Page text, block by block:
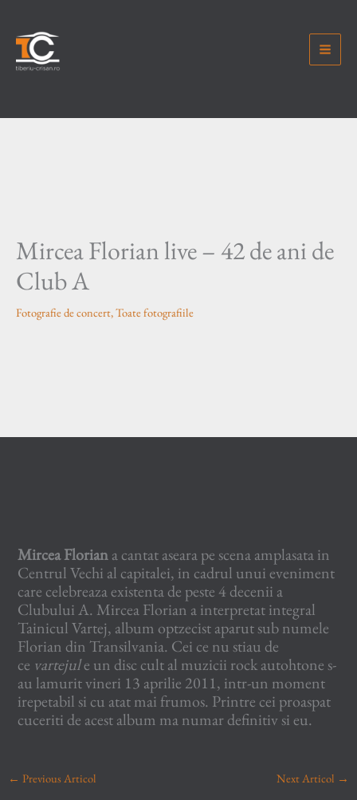
content
Mircea Florian live – 42 de ani de
Club A
Fotografie de concert,Toate fotografiile
Mircea Floriana cantat aseara pe scena amplasata in
Centrul Vechi al capitalei, in cadrul unui eveniment
care celebreaza existenta de peste 4 decenii a
Clubului A. Mircea Florian a interpretat integral
Tainicul Vartej, album optzecist aparut sub numele
Florian din Transilvania. Cei ce nu stiau de
ce vartejule un disc cult al muzicii rock autohtone s-
au lamurit vineri 13 aprilie 2011, intr-un moment
irepetabil si cu atat mai frumos. Printre cei proaspat
cuceriti de acest album ma numar definitiv si eu.
← Previous Articol Next Articol →